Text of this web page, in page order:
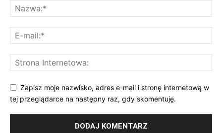
Zapisz moje nazwisko, adres e-mail i stronę internetową w
tej przeglądarce na następny raz, gdy skomentuję.